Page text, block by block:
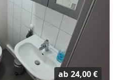
ab 24,00 €